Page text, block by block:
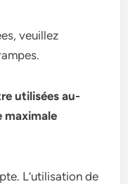
veuillez
utilisées au-
maximale
L’utilisation de